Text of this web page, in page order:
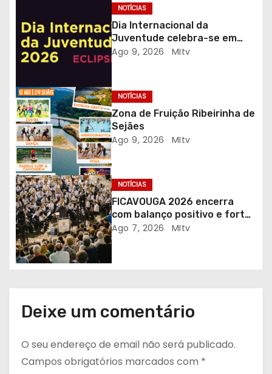
e
a
r
t
i
g
o
s
NOTÍCIAS
Dia Internacional da
Juventude celebra-se em
Gaia com desporto, música e
Ago 9, 2026 MItv
NOTÍCIAS
Zona de Fruição Ribeirinha de
Sejães
Ago 9, 2026 MItv
NOTÍCIAS
FICAVOUGA 2026 encerra
com balanço positivo e forte
adesão da comunidade
Ago 7, 2026 MItv
Deixe um comentário
O seu endereço de email não será publicado.
Campos obrigatórios marcados com *